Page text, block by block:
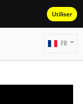
Utiliser
FR